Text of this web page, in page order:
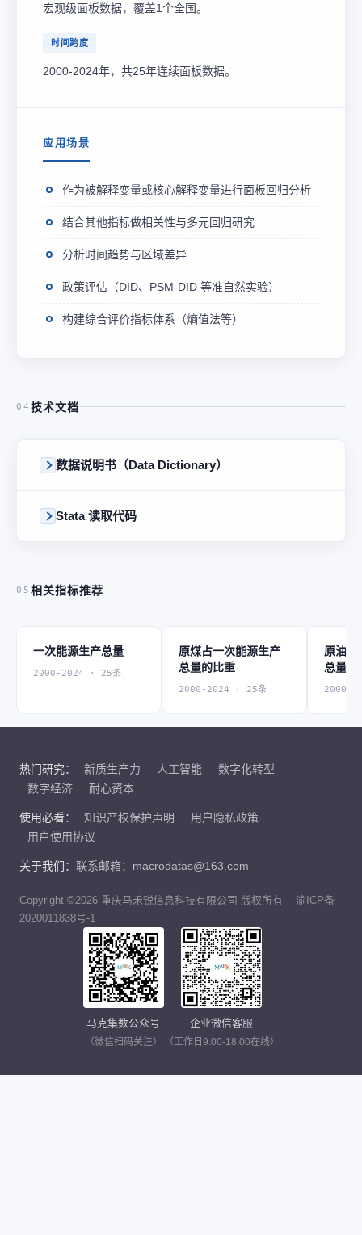
宏观级面板数据，覆盖1个全国。
时间跨度
2000-2024年，共25年连续面板数据。
应用场景
作为被解释变量或核心解释变量进行面板回归分析
结合其他指标做相关性与多元回归研究
分析时间趋势与区域差异
政策评估（DID、PSM-DID 等准自然实验）
构建综合评价指标体系（熵值法等）
04 技术文档
数据说明书（Data Dictionary）
Stata 读取代码
05 相关指标推荐
一次能源生产总量
2000-2024 · 25条
原煤占一次能源生产
总量的比重
2000-2024 · 25条
原油占
总量的
2000-
热门研究： 新质生产力 人工智能
数字化转型
数字经济
耐心资本
使用必看： 知识产权保护声明
用户隐私政策
用户使用协议
关于我们： 联系邮箱：macrodatas@163.com
Copyright ©2026 重庆马禾锐信息科技有限公司 版权所有
渝ICP备
2020011838号-1
马克集数公众号
（微信扫码关注）
企业微信客服
（工作日9:00-18:00在线）